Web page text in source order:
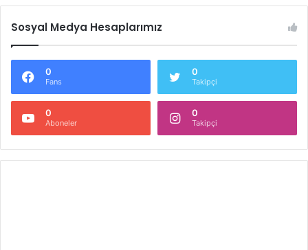
Sosyal Medya Hesaplarımız
0
Fans
0
Takipçi
0
Aboneler
0
Takipçi